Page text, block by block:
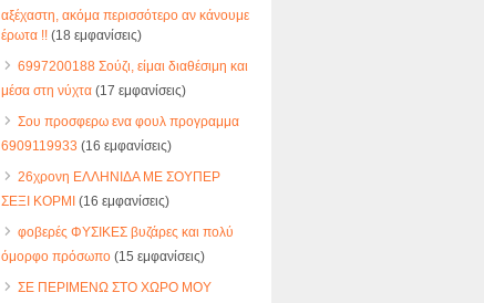
αξέχαστη, ακόμα περισσότερο αν κάνουμε
έρωτα !!(18 εμφανίσεις)
6997200188 Σούζι, είμαι διαθέσιμη και
μέσα στη νύχτα(17 εμφανίσεις)
Σου προσφερω ενα φουλ προγραμμα
6909119933 (16 εμφανίσεις)
26χρονη ΕΛΛΗΝΙΔΑ ΜΕ ΣΟΥΠΕΡ
ΣΕΞΙ ΚΟΡΜΙ (16 εμφανίσεις)
φοβερές ΦΥΣΙΚΕΣ βυζάρες και πολύ
όμορφο πρόσωπο(15 εμφανίσεις)
ΣΕ ΠΕΡΙΜΕΝΩ ΣΤΟ ΧΩΡΟ ΜΟΥ